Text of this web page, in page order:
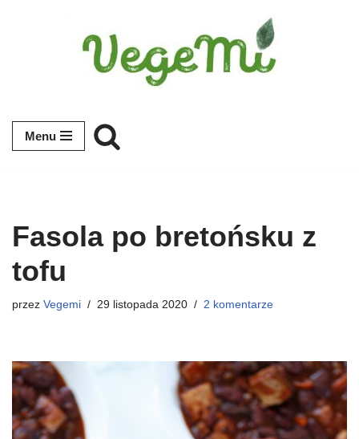
Menu
Fasola po bretońsku z
tofu
przez Vegemi 29 listopada 2020 2 komentarze